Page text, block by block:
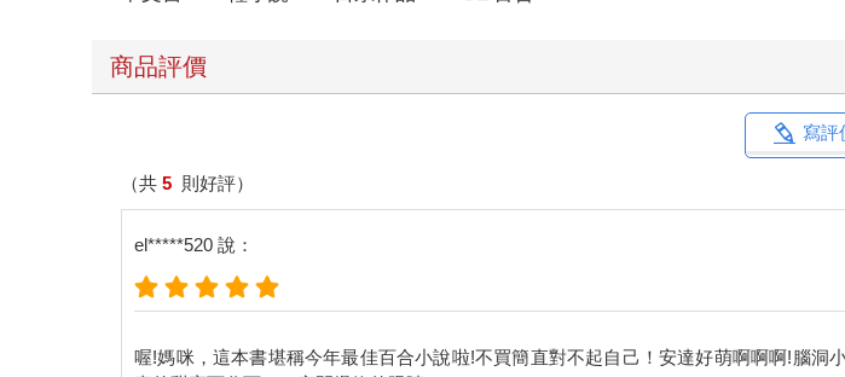
商品評價
寫評
（共 5 則好評）
el*****520 說：
喔!媽咪，這本書堪稱今年最佳百合小說啦!不買簡直對不起自己！安達好萌啊啊啊!腦